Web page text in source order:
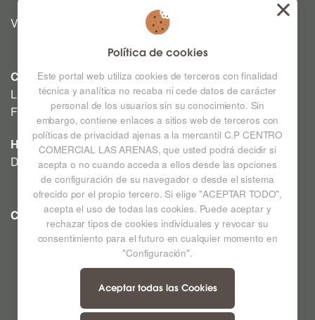
Viernes y Sábado: 12:00h a 03:00h
CINE
Lunes a Domingo: Consultar horarios en la Cartelera
Festivos a consultar *
HIPERMERCADO
De lunes a sábado de 09:00h a 22:00h
CC LAS ARENAS Ampliar mapa
Política de cookies
Este portal web utiliza cookies de terceros con finalidad
técnica y analítica no recaba ni cede datos de carácter
personal de los usuarios sin su conocimiento. Sin
embargo, contiene enlaces a sitios web de terceros con
políticas de privacidad ajenas a la mercantil C.P CENTRO
COMERCIAL LAS ARENAS, que usted podrá decidir si
acepta o no cuando acceda a ellos desde las opciones
de configuración de su navegador o desde el sistema
ofrecido por el propio tercero. Si elige "ACEPTAR TODO",
acepta el uso de todas las cookies. Puede aceptar y
rechazar tipos de cookies individuales y revocar su
consentimiento para el futuro en cualquier momento en
"Configuración".
Aceptar todas las Cookies